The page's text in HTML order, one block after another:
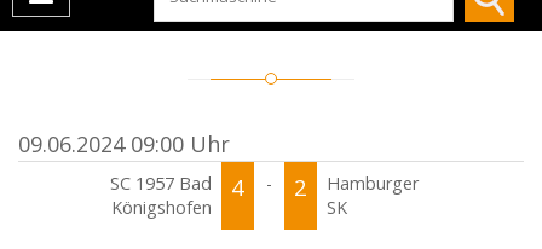
09.06.2024 09:00 Uhr
SC 1957 Bad
Königshofen
4 - 2
Hamburger
SK